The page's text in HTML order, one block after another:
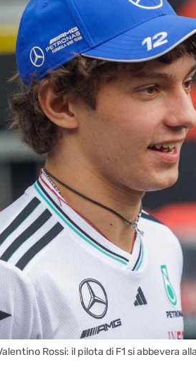
Rossi: il pilota di F1 si abbevera